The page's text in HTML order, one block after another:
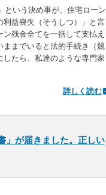
という決め事が、住宅ローン
益喪失（そうしつ）」と言
残金全てを一括して支払え
までいると法的手続き（競
たら、私達のような専門家
詳しく読む
」が届きました。正しい